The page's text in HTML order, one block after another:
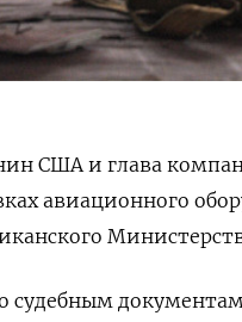
США и глава
авиационного
судебным